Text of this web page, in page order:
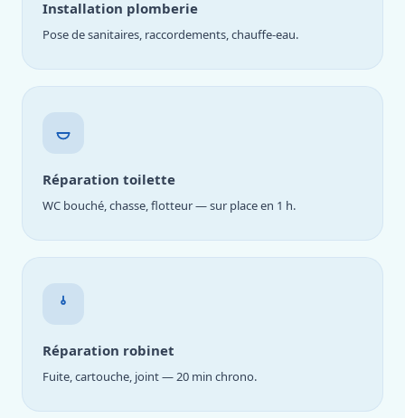
Installation plomberie
Pose de sanitaires, raccordements, chauffe-eau.
Réparation toilette
WC bouché, chasse, flotteur — sur place en 1 h.
Réparation robinet
Fuite, cartouche, joint — 20 min chrono.